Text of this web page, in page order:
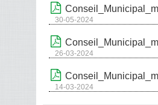
30-05-2024
26-03-2024
14-03-2024